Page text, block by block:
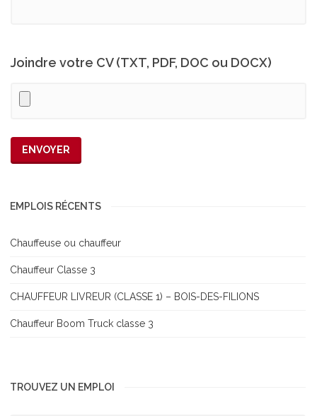
Joindre votre CV (TXT, PDF, DOC ou DOCX)
EMPLOIS RÉCENTS
Chauffeuse ou chauffeur
Chauffeur Classe 3
CHAUFFEUR LIVREUR (CLASSE 1) – BOIS-DES-FILIONS
Chauffeur Boom Truck classe 3
TROUVEZ UN EMPLOI